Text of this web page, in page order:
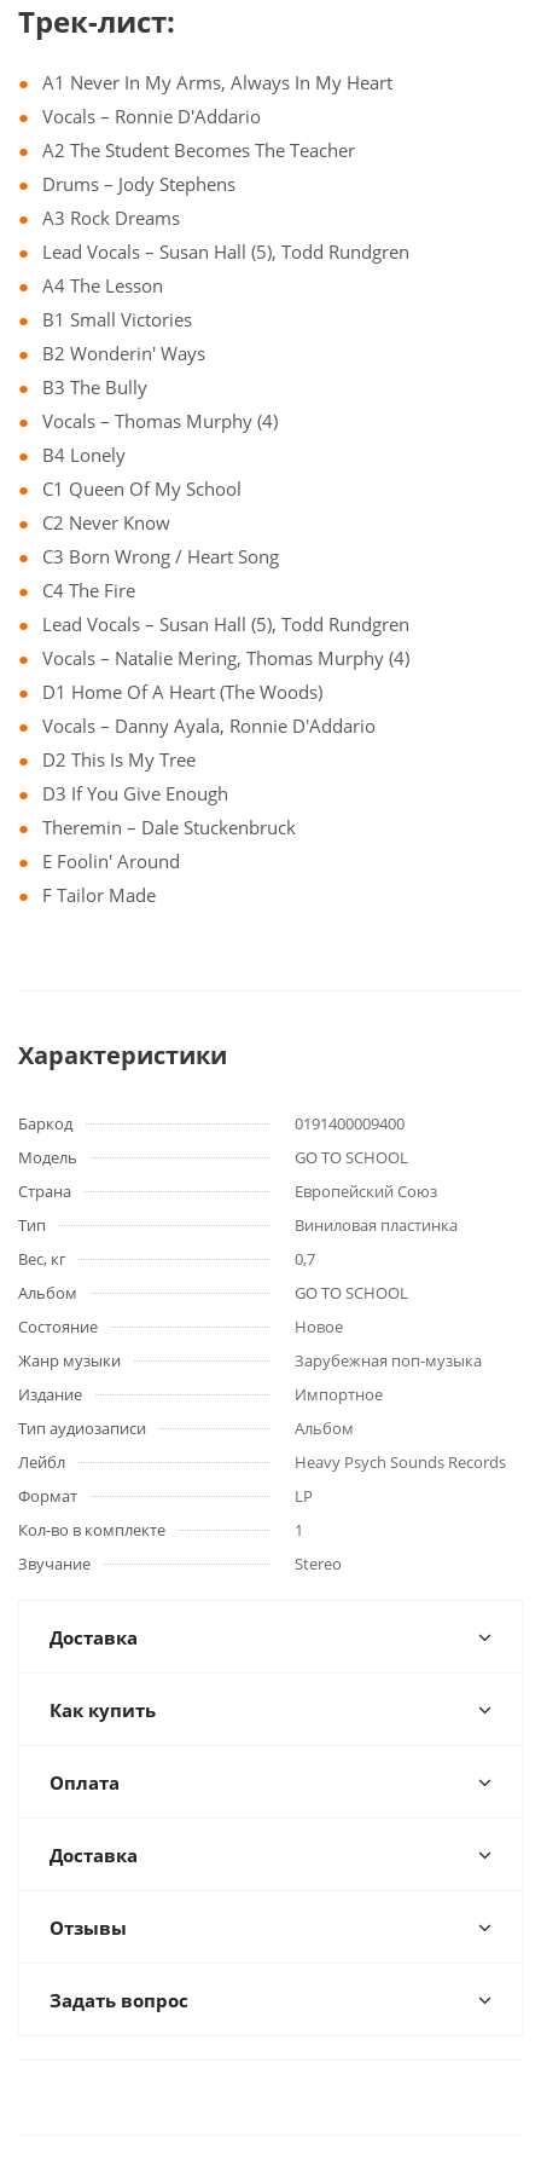
Трек-лист:
A1 Never In My Arms, Always In My Heart
Vocals – Ronnie D'Addario
A2 The Student Becomes The Teacher
Drums – Jody Stephens
A3 Rock Dreams
Lead Vocals – Susan Hall (5), Todd Rundgren
A4 The Lesson
B1 Small Victories
B2 Wonderin' Ways
B3 The Bully
Vocals – Thomas Murphy (4)
B4 Lonely
C1 Queen Of My School
C2 Never Know
C3 Born Wrong / Heart Song
C4 The Fire
Lead Vocals – Susan Hall (5), Todd Rundgren
Vocals – Natalie Mering, Thomas Murphy (4)
D1 Home Of A Heart (The Woods)
Vocals – Danny Ayala, Ronnie D'Addario
D2 This Is My Tree
D3 If You Give Enough
Theremin – Dale Stuckenbruck
E Foolin' Around
F Tailor Made
Характеристики
Баркод
0191400009400
Модель
GO TO SCHOOL
Страна
Европейский Союз
Тип
Виниловая пластинка
Вес, кг
0,7
Альбом
GO TO SCHOOL
Состояние
Новое
Жанр музыки
Зарубежная поп-музыка
Издание
Импортное
Тип аудиозаписи
Альбом
Лейбл
Heavy Psych Sounds Records
Формат
LP
Кол-во в комплекте
1
Звучание
Stereo
Доставка
Как купить
Оплата
Доставка
Отзывы
Задать вопрос